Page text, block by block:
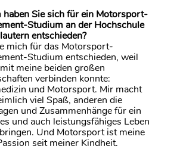
haben Sie sich für ein Motorsport-
Studium an der Hochschule
entschieden?
mich für das Motorsport-
Studium entschieden, weil
meine beiden großen
verbinden konnte:
und Motorsport. Mir macht
viel Spaß, anderen die
und Zusammenhänge für ein
und auch leistungsfähiges Leben
Und Motorsport ist meine
seit meiner Kindheit.